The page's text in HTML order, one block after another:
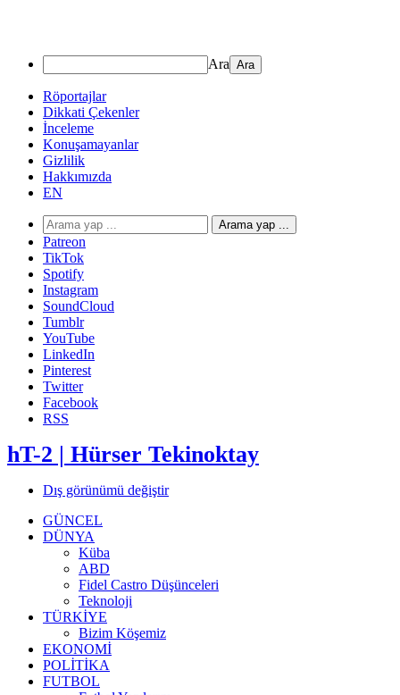
Ara
Röportajlar
Dikkati Çekenler
İnceleme
Konuşamayanlar
Gizlilik
Hakkımızda
EN
Arama yap ...
Patreon
TikTok
Spotify
Instagram
SoundCloud
Tumblr
YouTube
LinkedIn
Pinterest
Twitter
Facebook
RSS
hT-2 | Hürser Tekinoktay
Dış görünümü değiştir
GÜNCEL
DÜNYA
Küba
ABD
Fidel Castro Düşünceleri
Teknoloji
TÜRKİYE
Bizim Köşemiz
EKONOMİ
POLİTİKA
FUTBOL